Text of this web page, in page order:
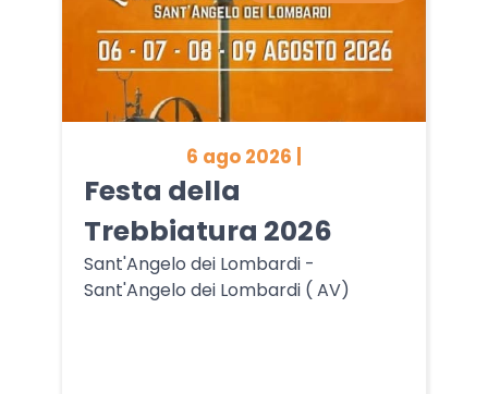
6 ago 2026 |
Festa della
Trebbiatura 2026
Sant'Angelo dei Lombardi -
Sant'Angelo dei Lombardi ( AV)